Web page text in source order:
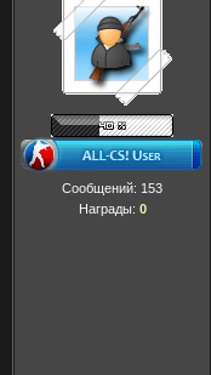
Сообщений: 153
Награды: 0